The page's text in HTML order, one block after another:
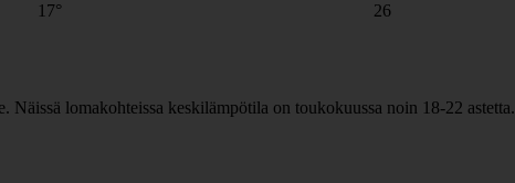
17° 26
lomakohteissa keskilämpötila on toukokuussa noin 18-22 astetta.